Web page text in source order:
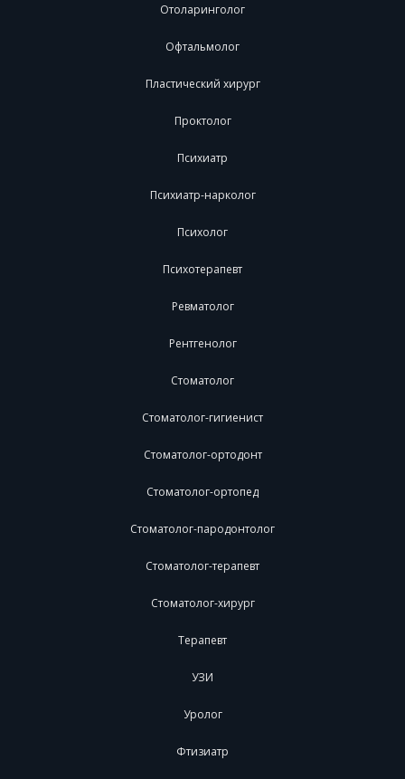
Отоларинголог
Офтальмолог
Пластический хирург
Проктолог
Психиатр
Психиатр-нарколог
Психолог
Психотерапевт
Ревматолог
Рентгенолог
Стоматолог
Стоматолог-гигиенист
Стоматолог-ортодонт
Стоматолог-ортопед
Стоматолог-пародонтолог
Стоматолог-терапевт
Стоматолог-хирург
Терапевт
УЗИ
Уролог
Фтизиатр